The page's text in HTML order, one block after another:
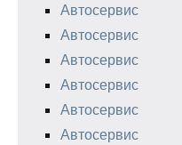
Автосервис
Автосервис
Автосервис
Автосервис
Автосервис
Автосервис